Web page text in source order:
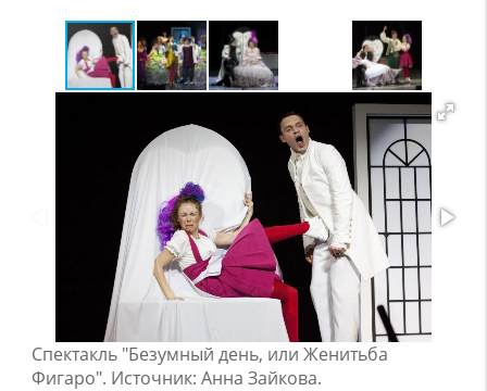
Спектакль "Безумный день, или Женитьба
Фигаро". Источник: Анна Зайкова.